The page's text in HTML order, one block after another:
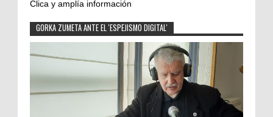
Clica y amplía información
GORKA ZUMETA ANTE EL 'ESPEJISMO DIGITAL'